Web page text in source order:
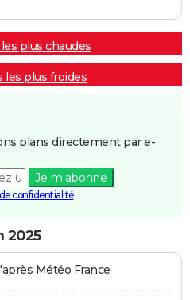
plus chaudes
les plus froides
plans directement par e-
Je m'abonne
confidentialité
2025
Météo France